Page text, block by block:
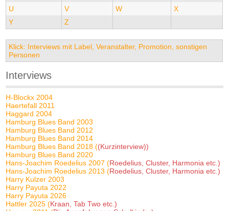
U
V W
X
Y
Z
Klick: Interviews mit Label, Veranstalter, Promotion, sonstigen
Personen
Interviews
H-Blockx 2004
Haertefall 2011
Haggard 2004
Hamburg Blues Band 2003
Hamburg Blues Band 2012
Hamburg Blues Band 2014
Hamburg Blues Band 2018 ((Kurzinterview))
Hamburg Blues Band 2020
Hans-Joachim Roedelius 2007 (Roedelius, Cluster, Harmonia etc.)
Hans-Joachim Roedelius 2013 (Roedelius, Cluster, Harmonia etc.)
Harry Kulzer 2003
Harry Payuta 2022
Harry Payuta 2026
Hattler 2025 (Kraan, Tab Two etc.)